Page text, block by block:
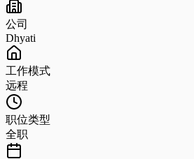
公司
Dhyati
工作模式
远程
职位类型
全职